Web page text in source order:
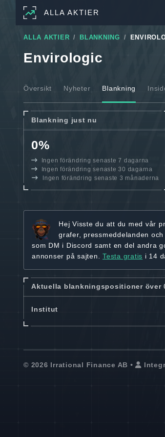
ALLA AKTIER
ALLA AKTIER BLANKNING
Envirologic
Översikt Nyheter Blankning
Blankning just nu
0%
Ingen förändring senaste 7 dagarna
Ingen förändring senaste 30 dagarna
Ingen förändring senaste 3 månaderna
Hej Visste du att du med vår
grafer, pressmeddelanden och
som DM i Discord samt en del andra
annonser på sajten. Testa gratis i 14
Aktuella blankningspositioner över
Institut
© 2026 Irrational Finance AB •